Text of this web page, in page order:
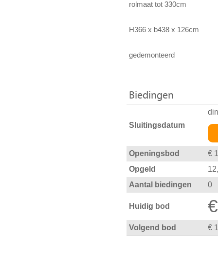
rolmaat tot 330cm
H366 x b438 x 126cm
gedemonteerd
Biedingen
Sluitingsdatum
Openingsbod
€
Opgeld
Aantal biedingen
0
Huidig bod
Volgend bod €